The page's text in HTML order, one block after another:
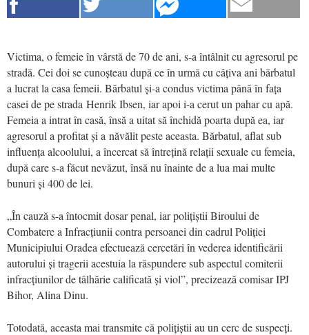
Victima, o femeie în vârstă de 70 de ani, s-a întâlnit cu agresorul pe
stradă. Cei doi se cunoșteau după ce în urmă cu câțiva ani bărbatul
a lucrat la casa femeii. Bărbatul și-a condus victima până în fața
casei de pe strada Henrik Ibsen, iar apoi i-a cerut un pahar cu apă.
Femeia a intrat în casă, însă a uitat să închidă poarta după ea, iar
agresorul a profitat și a năvălit peste aceasta. Bărbatul, aflat sub
influența alcoolului, a încercat să întrețină relații sexuale cu femeia,
după care s-a făcut nevăzut, însă nu înainte de a lua mai multe
bunuri și 400 de lei.
„În cauză s-a întocmit dosar penal, iar polițiștii Biroului de
Combatere a Infracțiunii contra persoanei din cadrul Poliției
Municipiului Oradea efectuează cercetări în vederea identificării
autorului și tragerii acestuia la răspundere sub aspectul comiterii
infracțiunilor de tâlhărie calificată și viol”, precizează comisar IPJ
Bihor, Alina Dinu.
Totodată, aceasta mai transmite că polițiștii au un cerc de suspecți.